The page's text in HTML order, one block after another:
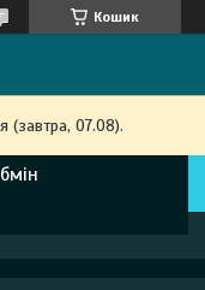
Кошик
(завтра, 07.08).